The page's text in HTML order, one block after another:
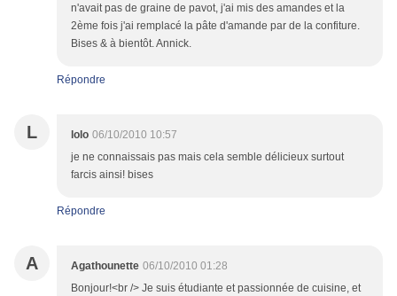
n'avait pas de graine de pavot, j'ai mis des amandes et la
2ème fois j'ai remplacé la pâte d'amande par de la confiture.
Bises & à bientôt. Annick.
Répondre
L lolo 06/10/2010 10:57
je ne connaissais pas mais cela semble délicieux surtout
farcis ainsi! bises
Répondre
A Agathounette 06/10/2010 01:28
Bonjour!<br /> Je suis étudiante et passionnée de cuisine, et